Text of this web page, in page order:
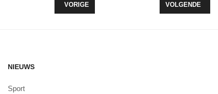
VORIG ARTIKEL: HERINNERINGEN TIJDENS
VORIGE VOLGENDE
VOLGENDE
NIEUWS
Sport